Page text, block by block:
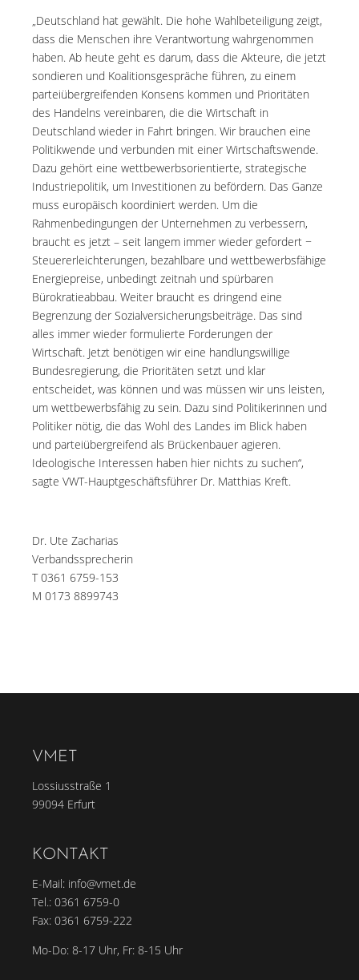
„Deutschland hat gewählt. Die hohe Wahlbeteiligung zeigt,
dass die Menschen ihre Verantwortung wahrgenommen
haben. Ab heute geht es darum, dass die Akteure, die jetzt
sondieren und Koalitionsgespräche führen, zu einem
parteiübergreifenden Konsens kommen und Prioritäten
des Handelns vereinbaren, die die Wirtschaft in
Deutschland wieder in Fahrt bringen. Wir brauchen eine
Politikwende und verbunden mit einer Wirtschaftswende.
Dazu gehört eine wettbewerbsorientierte, strategische
Industriepolitik, um Investitionen zu befördern. Das Ganze
muss europäisch koordiniert werden. Um die
Rahmenbedingungen der Unternehmen zu verbessern,
braucht es jetzt – seit langem immer wieder gefordert −
Steuererleichterungen, bezahlbare und wettbewerbsfähige
Energiepreise, unbedingt zeitnah und spürbaren
Bürokratieabbau. Weiter braucht es dringend eine
Begrenzung der Sozialversicherungsbeiträge. Das sind
alles immer wieder formulierte Forderungen der
Wirtschaft. Jetzt benötigen wir eine handlungswillige
Bundesregierung, die Prioritäten setzt und klar
entscheidet, was können und was müssen wir uns leisten,
um wettbewerbsfähig zu sein. Dazu sind Politikerinnen und
Politiker nötig, die das Wohl des Landes im Blick haben
und parteiübergreifend als Brückenbauer agieren.
Ideologische Interessen haben hier nichts zu suchen“,
sagte VWT-Hauptgeschäftsführer Dr. Matthias Kreft.
Dr. Ute Zacharias
Verbandssprecherin
T 0361 6759-153
M 0173 8899743
VMET
Lossiusstraße 1
99094 Erfurt
KONTAKT
E-Mail: info@vmet.de
Tel.: 0361 6759-0
Fax: 0361 6759-222
Mo-Do: 8-17 Uhr, Fr: 8-15 Uhr